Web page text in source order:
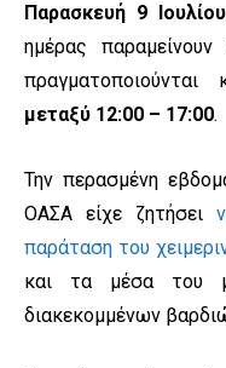
Παρασκευή 9 Ιουλίου
ημέρας
πραγματοποιούνται
μεταξύ 12:00 – 17:00.
Την περασμένη
ΟΑΣΑ είχε ζητήσει
παράταση του
και τα μέσα του
διακεκομμένων